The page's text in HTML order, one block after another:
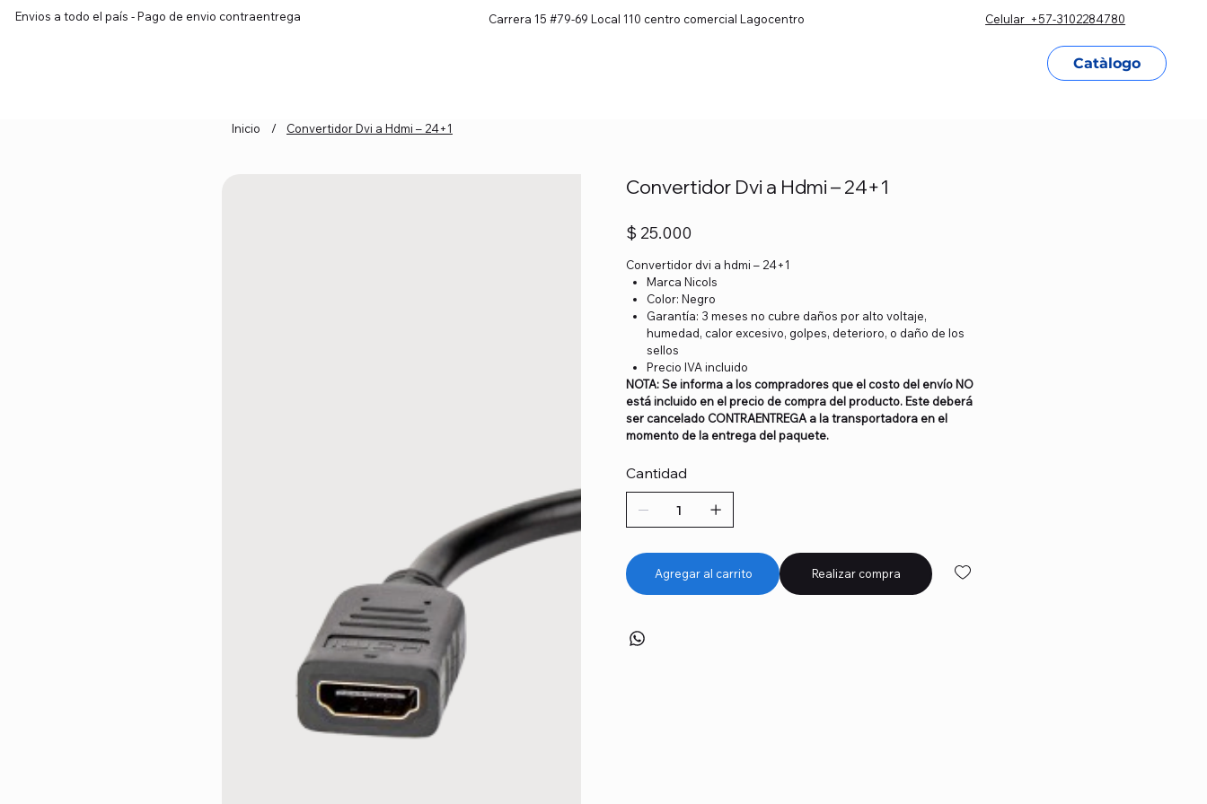
Envios a todo el país - Pago de envio contraentrega Carrera 15 #79-69 Local 110 centro comercial Lagocentro Celular +57-3102284780
Catàlogo
Inicio / Convertidor Dvi a Hdmi – 24+1
Convertidor Dvi a Hdmi – 24+1
Precio
$ 25.000
Convertidor dvi a hdmi – 24+1
Marca Nicols
Color: Negro
Garantía: 3 meses no cubre daños por alto voltaje,
humedad, calor excesivo, golpes, deterioro, o daño de los
sellos
Precio IVA incluido
NOTA: Se informa a los compradores que el costo del envío NO
está incluido en el precio de compra del producto. Este deberá
ser cancelado CONTRAENTREGA a la transportadora en el
momento de la entrega del paquete.
Cantidad
Agregar al carrito Realizar compra